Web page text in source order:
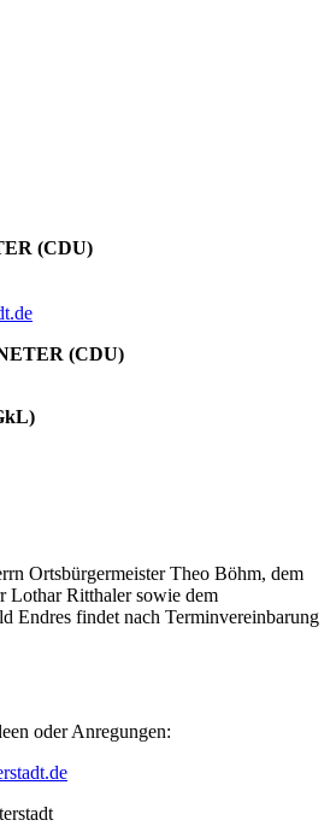
(CDU)
(CDU)
Ortsbürgermeister Theo Böhm, dem
Lothar Ritthaler sowie dem
Endres findet nach Terminvereinbarung
oder Anregungen: